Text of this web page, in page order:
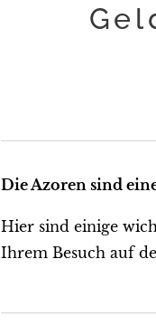
Die Azoren sind
Hier sind einige
Ihrem Besuch auf